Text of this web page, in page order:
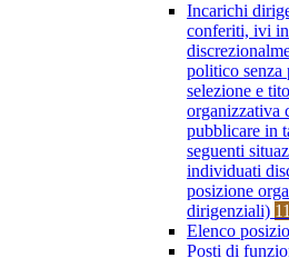
Incarichi
conferiti, ivi
politico senza
selezione e
organizzativa
pubblicare in
seguenti
individuati
posizione
dirigenziali) 11
Elenco
Posti di